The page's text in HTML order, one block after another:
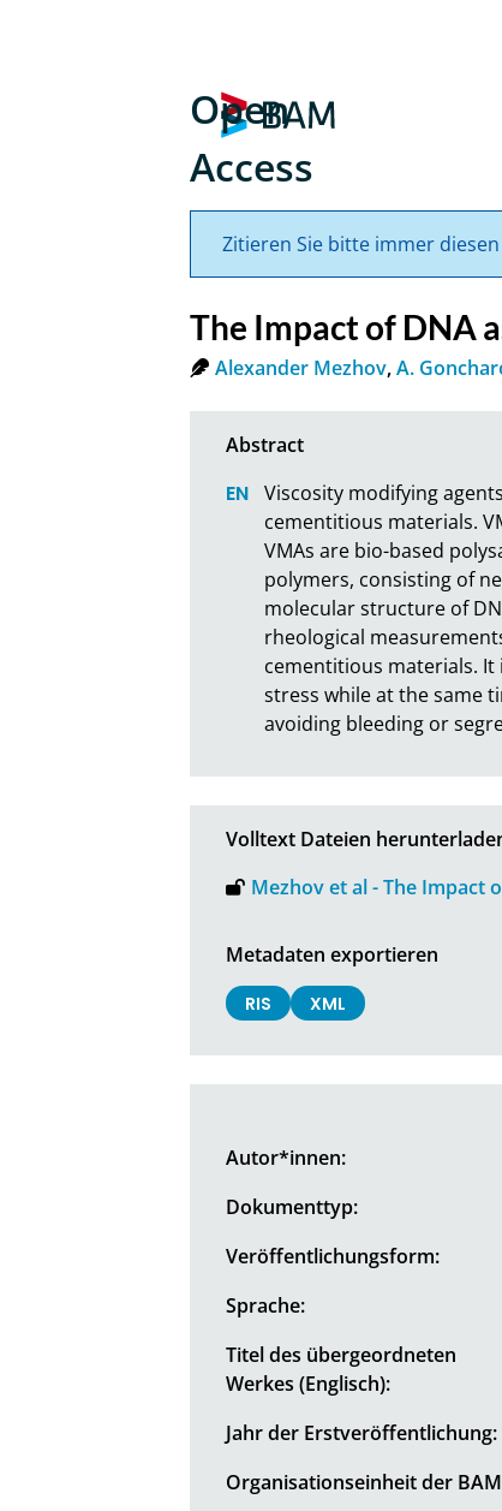
Open
Access
Zitieren Sie bitte immer diesen
The Impact of DNA
Alexander Mezhov,A.
Viscosity modifying
cementitious materials.
VMAs are bio-based
polymers, consisting of
molecular structure of
rheological
cementitious materials. It
stress while at the same
avoiding bleeding or
Volltext Dateien
Mezhov et al - The Impact
Metadaten exportieren
RIS XML
Autor*innen:
Dokumenttyp:
Veröffentlichungsform:
Sprache:
Titel des übergeordneten
Werkes (Englisch):
Jahr der Erstveröffentlichung:
Organisationseinheit der